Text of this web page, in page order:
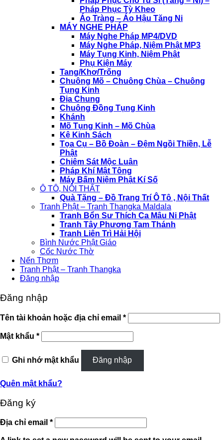
Pháp Phục Tỳ Kheo
Áo Tràng – Áo Hậu Tăng Ni
MÁY NGHE PHÁP
Máy Nghe Pháp MP4/DVD
Máy Nghe Pháp, Niệm Phật MP3
Máy Tụng Kinh, Niệm Phật
Phụ Kiện Máy
Tang/Khơ/Trống
Chuông Mõ – Chuông Chùa – Chuông
Tụng Kinh
Địa Chung
Chuông Đồng Tụng Kinh
Khánh
Mõ Tụng Kinh – Mõ Chùa
Kệ Kinh Sách
Tọa Cụ – Bồ Đoàn – Đệm Ngồi Thiền, Lễ
Phật
Chiêm Sát Mộc Luân
Pháp Khí Mật Tông
Máy Bấm Niệm Phật Kí Số
Ô TÔ, NỘI THẤT
Quà Tặng – Đồ Trang Trí Ô Tô , Nội Thất
Tranh Phật – Tranh Thangka Maldala
Tranh Bổn Sư Thích Ca Mâu Ni Phật
Tranh Tây Phương Tam Thánh
Tranh Liên Trì Hải Hội
Bình Nước Phật Giáo
Cốc Nước Thờ
Nến Thơm
Tranh Phật – Tranh Thangka
Đăng nhập
Đăng nhập
Tên tài khoản hoặc địa chỉ email *Bắt
buộc
Mật khẩu *Bắt
buộc
Ghi nhớ mật khẩu
Đăng nhập
Quên mật khẩu?
Đăng ký
Địa chỉ email *Bắt
buộc